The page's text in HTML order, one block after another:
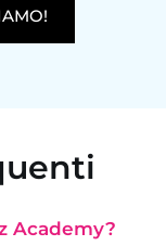
Academy?